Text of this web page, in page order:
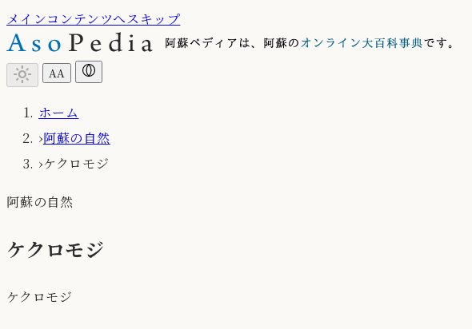
メインコンテンツへスキップ
light_mode AA
ホーム
›阿蘇の自然
›ケクロモジ
阿蘇の自然
ケクロモジ
ケクロモジ